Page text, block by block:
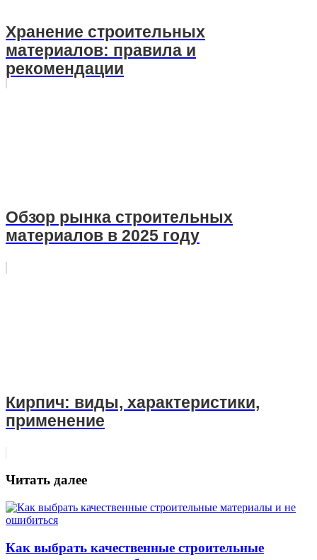
Хранение строительных
материалов: правила и
рекомендации
Обзор рынка строительных
материалов в 2025 году
Кирпич: виды, характеристики,
применение
Читать далее
Как выбрать качественные строительные